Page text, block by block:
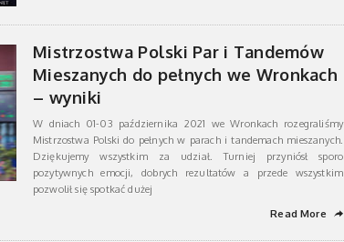
Mistrzostwa Polski Par i Tandemów
Mieszanych do pełnych we Wronkach
– wyniki
W dniach 01-03 października 2021 we Wronkach rozegraliśmy
Mistrzostwa Polski do pełnych w parach i tandemach mieszanych.
Dziękujemy wszystkim za udział. Turniej przyniósł sporo
pozytywnych emocji, dobrych rezultatów a przede wszystkim
pozwolił się spotkać dużej
Read More
➦